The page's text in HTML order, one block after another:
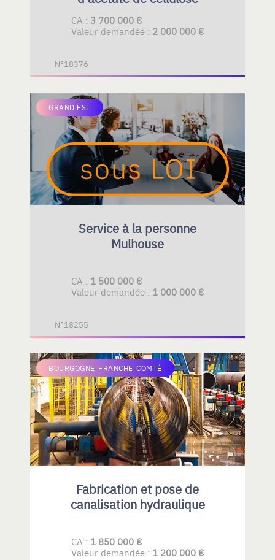
CA : 3 700 000 €
Valeur demandée : 2 000 000 €
N°18376
GRAND EST
Service à la personne
Mulhouse
CA : 1 500 000 €
Valeur demandée : 1 000 000 €
N°18255
BOURGOGNE-FRANCHE-COMTÉ
Fabrication et pose de
canalisation hydraulique
CA : 1 850 000 €
Valeur demandée : 1 200 000 €